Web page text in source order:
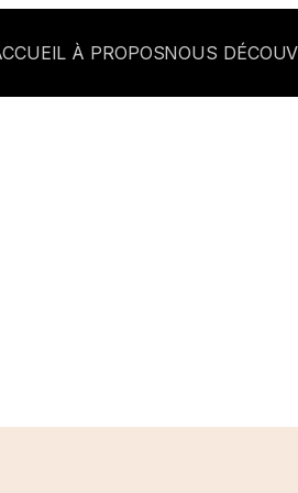
À PROPOSNOUS